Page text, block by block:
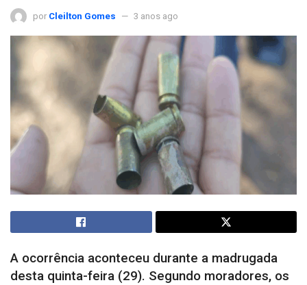
por Cleilton Gomes 3 anos ago
A ocorrência aconteceu durante a madrugada
desta quinta-feira (29). Segundo moradores, os